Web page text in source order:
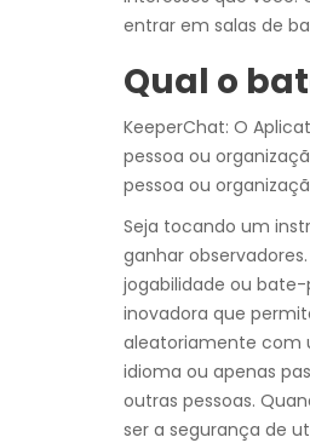
entrar em salas de
Qual o
KeeperChat: O
pessoa ou
pessoa ou
Seja tocando um
ganhar
jogabilidade ou
inovadora que
aleatoriamente com
idioma ou apenas
outras pessoas.
ser a segurança de